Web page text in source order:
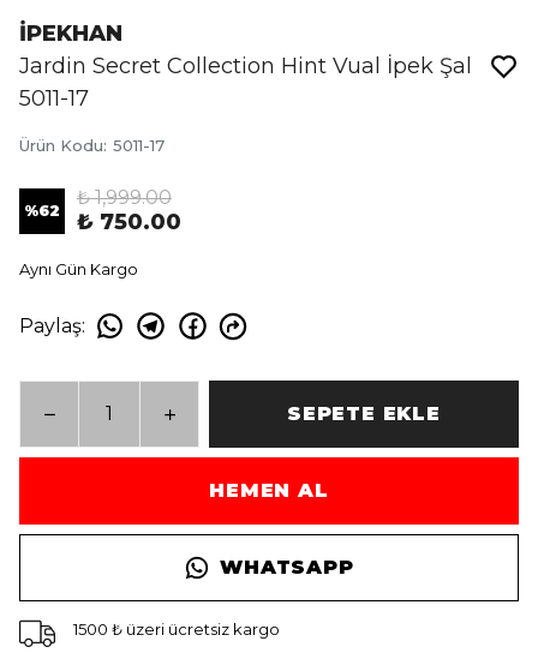
İPEKHAN
Jardin Secret Collection Hint Vual İpek Şal
5011-17
Ürün Kodu: 5011-17
%62
₺ 1,999.00
₺ 750.00
Aynı Gün Kargo
Paylaş:
SEPETE EKLE
HEMEN AL
WHATSAPP
1500 ₺ üzeri ücretsiz kargo